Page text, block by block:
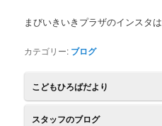
まびいきいきプラザのインスタは
カテゴリー: ブログ
こどもひろばだより
スタッフのブログ